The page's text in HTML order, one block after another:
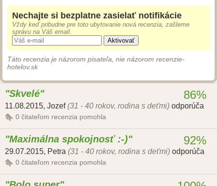
Nechajte si bezplatne zasielať notifikácie
Vždy keď pribudne pre toto ubytovanie nová recenzia, zašleme
správu na Váš email.
Aktivovať
Táto recenzia je názorom pisateľa, nie názorom recenzie-
hotelov.sk
Skvelé
11.08.2015, Jozef (31 - 40 rokov, rodina s deťmi) odporúča
0 čitateľom recenzia pomohla
86%
Maximálna spokojnosť :-)
29.07.2015, Petra (31 - 40 rokov, rodina s deťmi) odporúča
0 čitateľom recenzia pomohla
92%